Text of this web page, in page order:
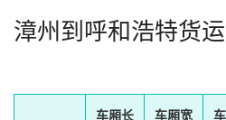
漳州到呼和浩特货
车厢长
车厢宽